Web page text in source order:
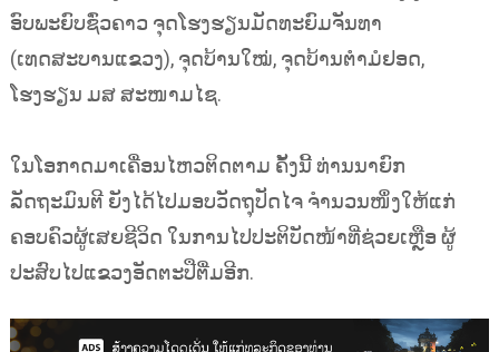
ອົບພະຍົບຊົ່ວຄາວ ຈຸດໂຮງຮຽນມັດທະຍົມຈັນທາ
(ເທດສະບານແຂວງ), ຈຸດບ້ານໃໝ່, ຈຸດບ້ານຕໍາມໍຢອດ,
ໂຮງຮຽນ ມສ ສະໜາມໄຊ.
ໃນໂອກາດມາເຄື່ອນໄຫວຕິດຕາມ ​ຄັ້ງນີ້ ທ່ານນາຍົກ
ລັດຖະມົນຕີ ຍັງໄດ້ໄປມອບວັດຖຸປັດໄຈ ຈໍານວນໜຶ່ງໃຫ້ແກ່
ຄອບຄົວຜູ້ເສຍຊີວິດ ໃນການໄປປະຕິບັດໜ້າທີ່ຊ່ວຍເຫຼືອ ຜູ້
ປະສົບໄປແຂວງອັດຕະປືຕື່ມອີກ.